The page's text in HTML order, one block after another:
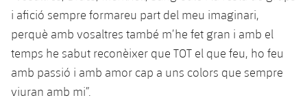
Classificació
Agenda
Actualitat
Jugadors
Calendari
Voleibol
plusicon
Notícies
Voleibol masculí
Apunta't a les amateurs
Apunta't a les amateurs
i afició sempre formareu part del meu imaginari,
perquè amb vosaltres també m’he fet gran i amb el
temps he sabut reconèixer que TOT el que feu, ho feu
amb passió i amb amor cap a uns colors que sempre
viuran amb mi”.